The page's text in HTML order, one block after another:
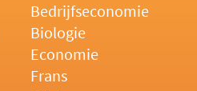
Bedrijfseconomie
Biologie
Economie
Frans